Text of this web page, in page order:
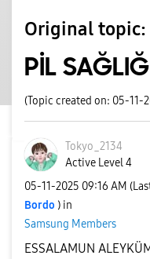
Original topic:
PİL
(Topic created on: 05-11-
Tokyo_2134
Active Level 4
‎05-11-2025 09:16 AM
Bordo ) in
Samsung Members
ESSALAMUN